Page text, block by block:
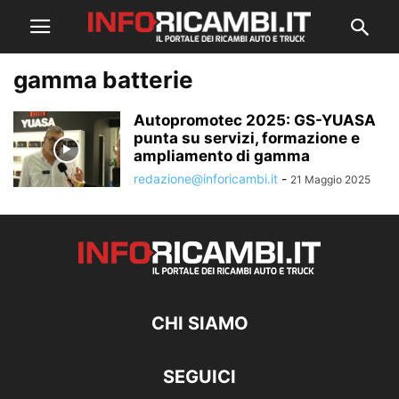
gamma batterie
Autopromotec 2025: GS-YUASA
punta su servizi, formazione e
ampliamento di gamma
redazione@inforicambi.it - 21 Maggio 2025
CHI SIAMO
SEGUICI